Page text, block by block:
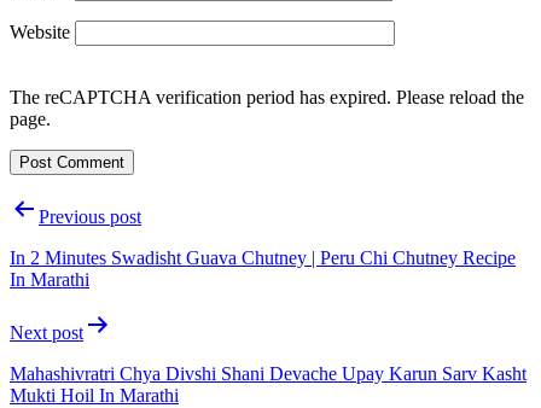
Website
The reCAPTCHA verification period has expired. Please reload the
page.
PostPrevious post
In 2 Minutes Swadisht Guava Chutney | Peru Chi Chutney Recipe
In Marathi
Next post
Mahashivratri Chya Divshi Shani Devache Upay Karun Sarv Kasht
Mukti Hoil In Marathi